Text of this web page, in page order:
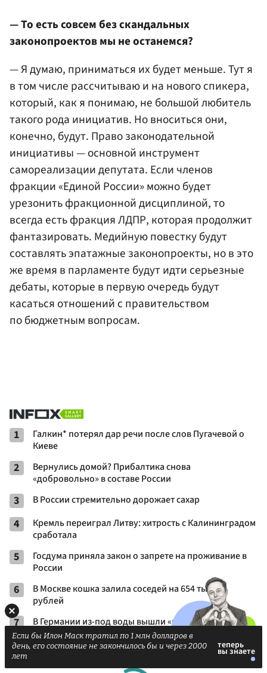
— То есть совсем без скандальных
законопроектов мы не останемся?
— Я думаю, приниматься их будет меньше. Тут я
в том числе рассчитываю и на нового спикера,
который, как я понимаю, не большой любитель
такого рода инициатив. Но вноситься они,
конечно, будут. Право законодательной
инициативы — основной инструмент
самореализации депутата. Если членов
фракции «Единой России» можно будет
урезонить фракционной дисциплиной, то
всегда есть фракция ЛДПР, которая продолжит
фантазировать. Медийную повестку будут
составлять эпатажные законопроекты, но в это
же время в парламенте будут идти серьезные
дебаты, которые в первую очередь будут
касаться отношений с правительством
по бюджетным вопросам.
1
Галкин* потерял дар речи после слов Пугачевой о
Киеве
2
Вернулись домой? Прибалтика снова
«добровольно» в составе России
3 В России стремительно дорожает сахар
4
Кремль переиграл Литву: хитрость с Калининградом
сработала
5
Госдума приняла закон о запрете на проживание в
России
6
В Москве кошка залила соседей на 654 тысячи
рублей
7 В Германии из-под воды вышли «камни голода»
Если бы Илон Маск тратил по 1 млн долларов в
день, его состояние не закончилось бы и через 2000
лет